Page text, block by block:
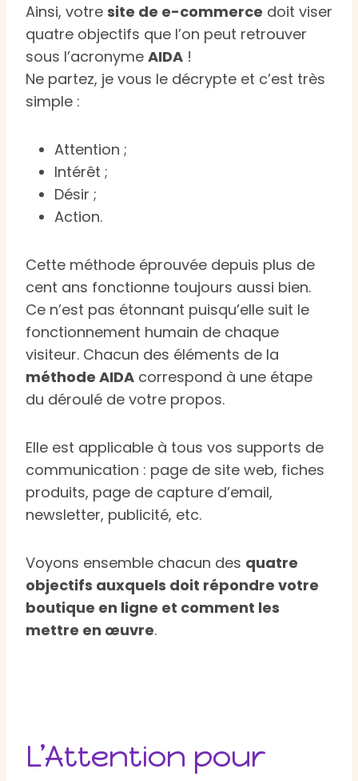
Ainsi, votre site de e-commerce doit viser
quatre objectifs que l’on peut retrouver
sous l’acronyme AIDA !
Ne partez, je vous le décrypte et c’est très
simple :
Attention ;
Intérêt ;
Désir ;
Action.
Cette méthode éprouvée depuis plus de
cent ans fonctionne toujours aussi bien.
Ce n’est pas étonnant puisqu’elle suit le
fonctionnement humain de chaque
visiteur. Chacun des éléments de la
méthode AIDA correspond à une étape
du déroulé de votre propos.
Elle est applicable à tous vos supports de
communication : page de site web, fiches
produits, page de capture d’email,
newsletter, publicité, etc.
Voyons ensemble chacun des quatre
objectifs auxquels doit répondre votre
boutique en ligne et comment les
mettre en œuvre.
L’Attention pour